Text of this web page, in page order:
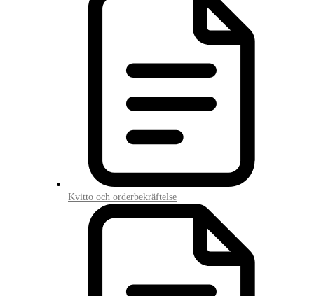
Kvitto och orderbekräftelse